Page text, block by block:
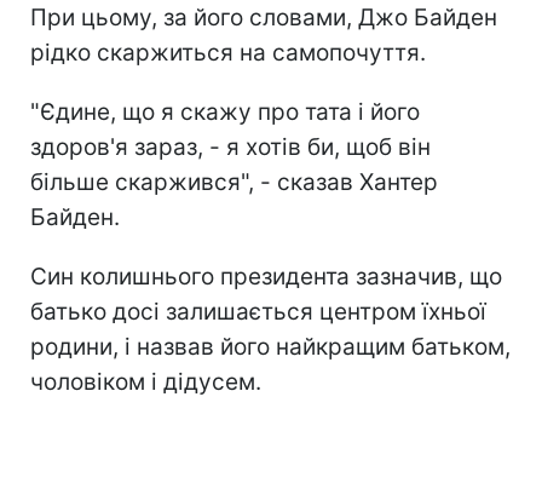
При цьому, за його словами, Джо Байден
рідко скаржиться на самопочуття.
"Єдине, що я скажу про тата і його
здоров'я зараз, - я хотів би, щоб він
більше скаржився", - сказав Хантер
Байден.
Син колишнього президента зазначив, що
батько досі залишається центром їхньої
родини, і назвав його найкращим батьком,
чоловіком і дідусем.